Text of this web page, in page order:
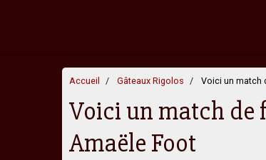
Accueil Gâteaux Rigolos Voici un match
Voici un match de
Amaële Foot